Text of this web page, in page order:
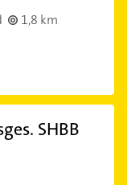
1,8 km
SHBB